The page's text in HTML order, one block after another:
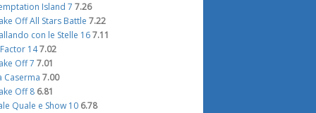
Island 7 7.26
Off All Stars Battle 7.22
con le Stelle 16 7.11
147.02
Off 7 7.01
Caserma 7.00
Off 8 6.81
Quale e Show 10 6.78